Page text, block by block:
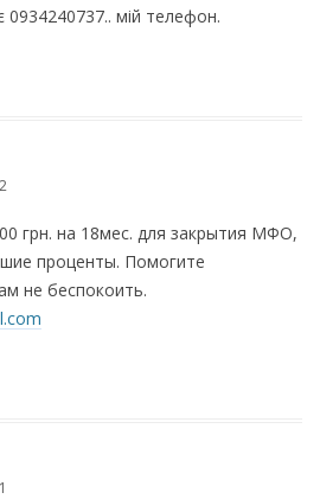
мій телефон.
грн. на 18мес. для закрытия МФО,
проценты. Помогите
не беспокоить.